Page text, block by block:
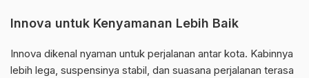
Innova untuk Kenyamanan Lebih Baik
Innova dikenal nyaman untuk perjalanan antar kota. Kabinnya
lebih lega, suspensinya stabil, dan suasana perjalanan terasa